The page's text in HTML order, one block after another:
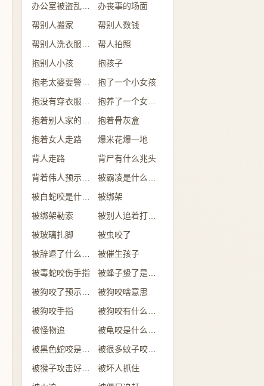
办丧事的场面
帮别人搬家
帮别人数钱
帮人拍照
抱别人小孩
抱孩子
抱了一个小女孩
抱养了一个女儿什么意思
抱着骨灰盒
抱着女人走路
爆米花爆一地
背人走路
背尸有什么兆头
被绑架
被绑架勒索
被别人追着打是什么意思
被玻璃扎脚
被虫咬了
被催生孩子
被毒蛇咬伤手指
被蜂子蛰了是什么预兆
被狗咬啥意思
被狗咬手指
被怪物追
被很多蚊子咬是什么意思
被坏人抓住